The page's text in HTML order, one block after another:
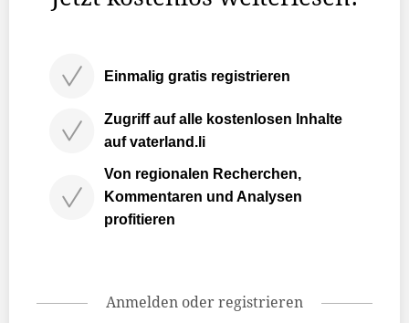
Einmalig gratis registrieren
Zugriff auf alle kostenlosen Inhalte
auf vaterland.li
Von regionalen Recherchen,
Kommentaren und Analysen
profitieren
Anmelden oder registrieren